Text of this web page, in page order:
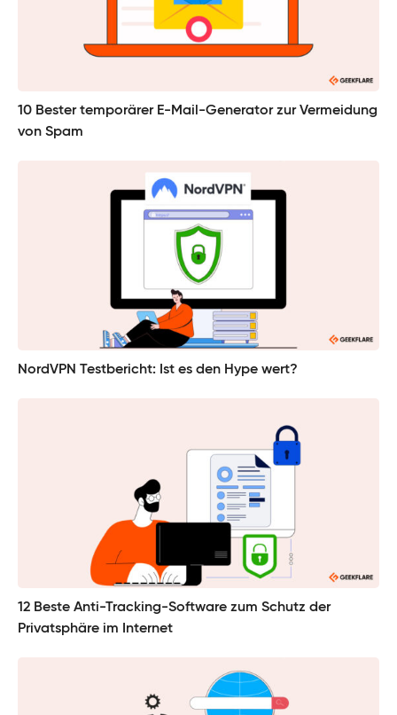
10 Bester temporärer E-Mail-Generator zur Vermeidung
von Spam
NordVPN Testbericht: Ist es den Hype wert?
12 Beste Anti-Tracking-Software zum Schutz der
Privatsphäre im Internet